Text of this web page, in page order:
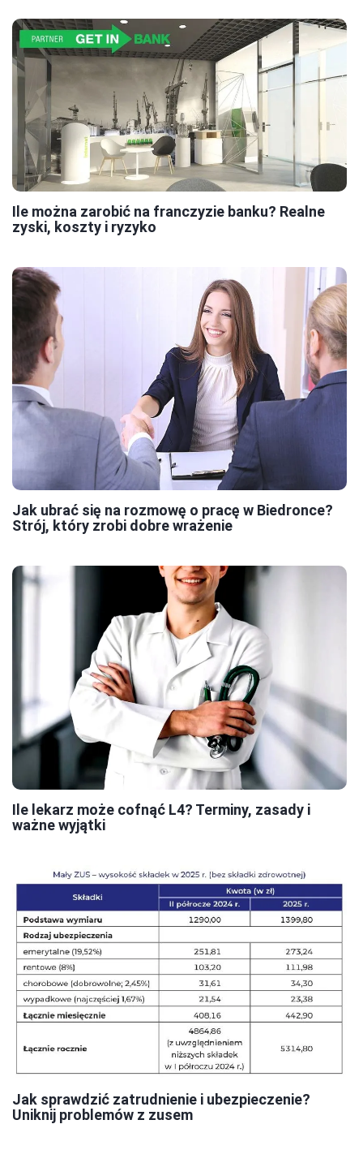
Ile można zarobić na franczyzie banku? Realne
zyski, koszty i ryzyko
Jak ubrać się na rozmowę o pracę w Biedronce?
Strój, który zrobi dobre wrażenie
Ile lekarz może cofnąć L4? Terminy, zasady i
ważne wyjątki
Jak sprawdzić zatrudnienie i ubezpieczenie?
Uniknij problemów z zusem